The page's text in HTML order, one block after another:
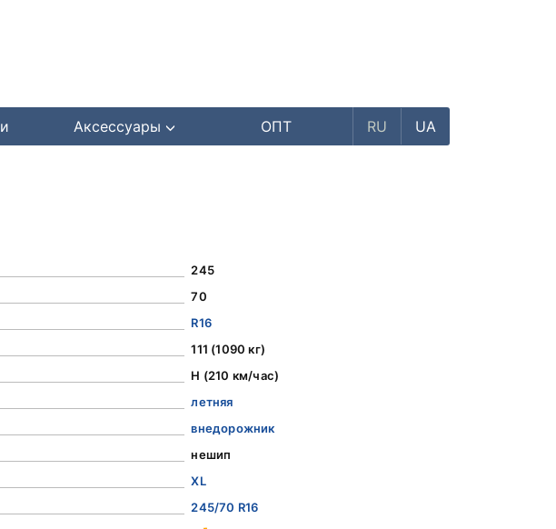
Аксессуары ОПТ RU UA
245
70
R16
111 (1090 кг)
H (210 км/час)
летняя
внедорожник
нешип
XL
245/70 R16